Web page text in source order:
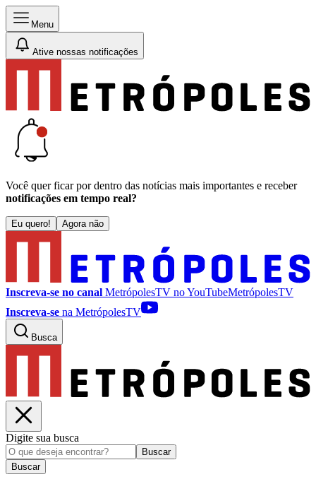
Menu
Ative nossas notificações
Você quer ficar por dentro das notícias mais importantes e receber
notificações em tempo real?
Eu quero! Agora não
Inscreva-se no canal MetrópolesTV noYouTubeMetrópolesTV
Inscreva-se na MetrópolesTV
Busca
Digite sua busca
Buscar
Buscar